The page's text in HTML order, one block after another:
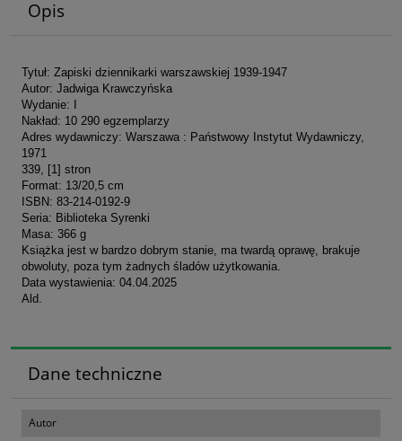
Opis
Tytuł: Zapiski dziennikarki warszawskiej 1939-1947
Autor: Jadwiga Krawczyńska
Wydanie: I
Nakład: 10 290 egzemplarzy
Adres wydawniczy: Warszawa : Państwowy Instytut Wydawniczy,
1971
339, [1] stron
Format: 13/20,5 cm
ISBN: 83-214-0192-9
Seria: Biblioteka Syrenki
Masa: 366 g
Książka jest w bardzo dobrym stanie, ma twardą oprawę, brakuje
obwoluty, poza tym żadnych śladów użytkowania.
Data wystawienia: 04.04.2025
Ald.
Dane techniczne
Autor